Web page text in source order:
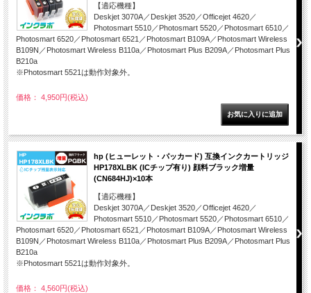
【適応機種】
Deskjet 3070A／Deskjet 3520／Officejet 4620／
Photosmart 5510／Photosmart 5520／Photosmart 6510／
Photosmart 6520／Photosmart 6521／Photosmart B109A／Photosmart Wireless
B109N／Photosmart Wireless B110a／Photosmart Plus B209A／Photosmart Plus
B210a
※Photosmart 5521は動作対象外。
価格： 4,950円(税込)
hp (ヒューレット・パッカード) 互換インクカートリッジ
HP178XLBK (ICチップ有り) 顔料ブラック増量
(CN684HJ)×10本
【適応機種】
Deskjet 3070A／Deskjet 3520／Officejet 4620／
Photosmart 5510／Photosmart 5520／Photosmart 6510／
Photosmart 6520／Photosmart 6521／Photosmart B109A／Photosmart Wireless
B109N／Photosmart Wireless B110a／Photosmart Plus B209A／Photosmart Plus
B210a
※Photosmart 5521は動作対象外。
価格： 4,560円(税込)